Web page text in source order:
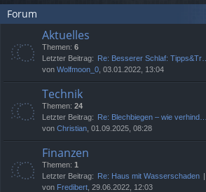
llz
rif
f
Forum
Aktuelles
Themen: 6
Letzter Beitrag: Re: Besserer Schlaf: Tipps&Tr…
von Wolfmoon_0 , 03.01.2022, 13:04
Technik
Themen: 24
Letzter Beitrag: Re: Blechbiegen – wie verhind…
von Christian , 01.09.2025, 08:28
Finanzen
Themen: 1
Letzter Beitrag: Re: Haus mit Wasserschaden
von Fredibert , 29.06.2022, 12:03